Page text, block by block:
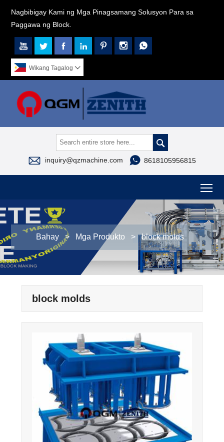
Nagbibigay Kami ng Mga Pinagsamang Solusyon Para sa
Paggawa ng Block.
      
Wikang Tagalog 

 inquiry@qzmachine.com  8618105956815
Bahay > Mga Produkto > block molds
block molds